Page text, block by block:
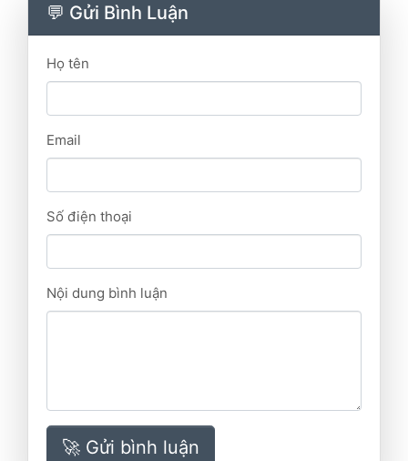
💬 Gửi Bình Luận
Họ tên
Email
Số điện thoại
Nội dung bình luận
🚀 Gửi bình luận